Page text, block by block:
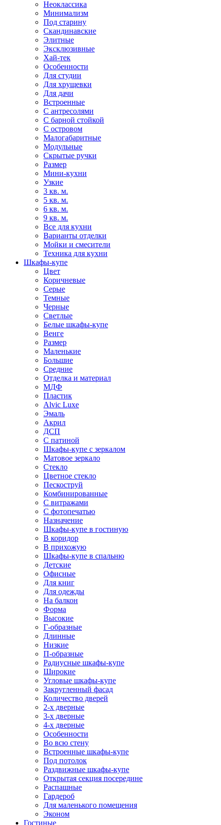
Неоклассика
Минимализм
Под старину
Скандинавские
Элитные
Эксклюзивные
Хай-тек
Особенности
Для студии
Для хрущевки
Для дачи
Встроенные
С антресолями
С барной стойкой
С островом
Малогабаритные
Модульные
Скрытые ручки
Размер
Мини-кухни
Узкие
3 кв. м.
5 кв. м.
6 кв. м.
9 кв. м.
Все для кухни
Варианты отделки
Мойки и смесители
Техника для кухни
Шкафы-купе
Цвет
Коричневые
Серые
Темные
Черные
Светлые
Белые шкафы-купе
Венге
Размер
Маленькие
Большие
Средние
Отделка и материал
МДФ
Пластик
Alvic Luxe
Эмаль
Акрил
ДСП
С патиной
Шкафы-купе с зеркалом
Матовое зеркало
Стекло
Цветное стекло
Пескоструй
Комбинированные
С витражами
С фотопечатью
Назначение
Шкафы-купе в гостиную
В коридор
В прихожую
Шкафы-купе в спальню
Детские
Офисные
Для книг
Для одежды
На балкон
Форма
Высокие
Г-образные
Длинные
Низкие
П-образные
Радиусные шкафы-купе
Широкие
Угловые шкафы-купе
Закругленный фасад
Количество дверей
2-х дверные
3-х дверные
4-х дверные
Особенности
Во всю стену
Встроенные шкафы-купе
Под потолок
Раздвижные шкафы-купе
Открытая секция посередине
Распашные
Гардероб
Для маленького помещения
Эконом
Гостиные